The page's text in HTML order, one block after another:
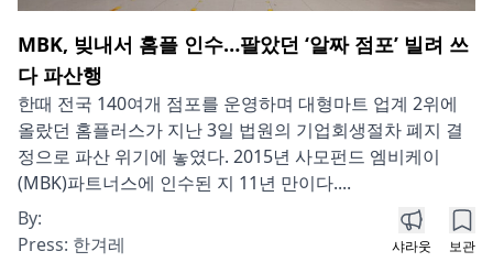
MBK, 빚내서 홈플 인수…팔았던 ‘알짜 점포’ 빌려 쓰
다 파산행
한때 전국 140여개 점포를 운영하며 대형마트 업계 2위에
올랐던 홈플러스가 지난 3일 법원의 기업회생절차 폐지 결
정으로 파산 위기에 놓였다. 2015년 사모펀드 엠비케이
(MBK)파트너스에 인수된 지 11년 만이다....
By:
Press: 한겨레 샤라웃 보관